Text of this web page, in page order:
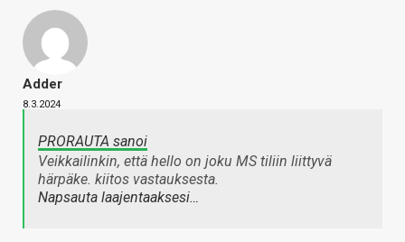
Adder
8.3.2024
PRORAUTA sanoi
Veikkailinkin, että hello on joku MS tiliin liittyvä
härpäke. kiitos vastauksesta.
Napsauta laajentaaksesi…